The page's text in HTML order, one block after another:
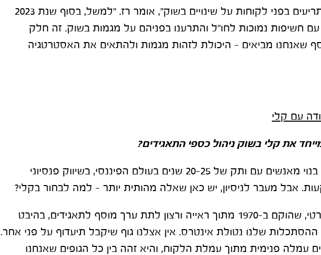
"אנחנו גם מתריעים בפני לקוחות על שינויים בשוק", אומר רז. "למשל, בסוף שנת 2023
עם חשיפות נמוכות לחו״ל והתרענו בפניהם על מגמות בשוק. זה חלק
שאנחנו מביאים – היכולת לזהות מגמות ולהתאים את האסטרטגיה
עם קלי
את קלי בשוק ניהול כספי התאגידים?
"הדסק שלנו בנוי מאנשים עם ותק של 20-25 שנים בעולם הפיננסי, בשיווק פנסיוני
אבל מעבר לניסיון, יש כאן שאלה מהותית יותר – למה לבחור בקלי?
"אנחנו גוף פרטי, שהוקם ב-1970 מתוך ראייה ורצון לתת ערך מוסף לתאגידים, בהיבט
ההסתכלות שלנו נטולת אינטרס. אין אצלנו גוף שיקבל תיעדוף על פני אחר.
עמלה פנימית מתוך עמלת הלקוח, והיא זהה בין כל הגופים שאנחנו